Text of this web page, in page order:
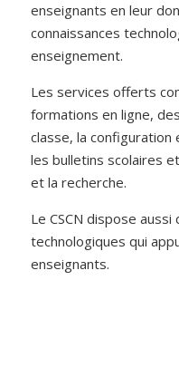
enseignants en leur
connaissances
enseignement.
Les services offerts
formations en ligne,
classe, la
les bulletins scolaires
et la recherche.
Le CSCN dispose
technologiques qui
enseignants.